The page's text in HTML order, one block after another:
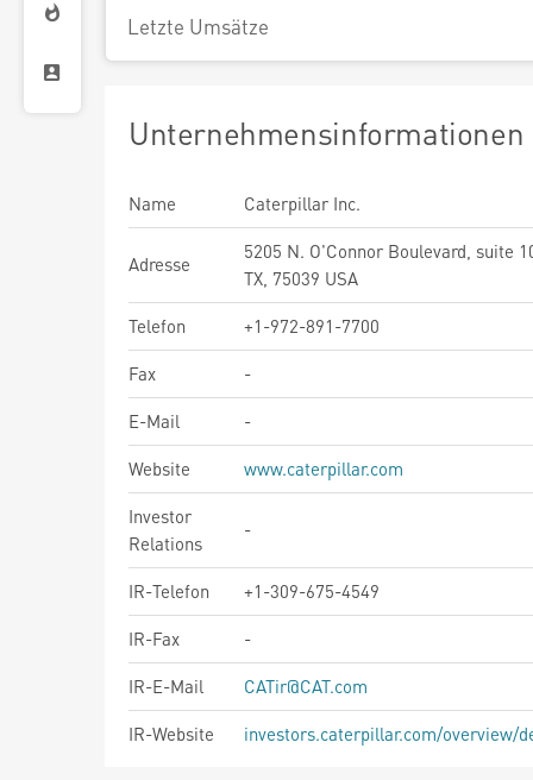
Letzte Umsätze
Unternehmensinformationen
Name Caterpillar Inc.
Adresse
5205 N. O'Connor Boulevard, suite
TX, 75039 USA
Telefon
+1-972-891-7700
Fax
-
E-Mail
-
Website
www.caterpillar.com
Investor
Relations
-
IR-Telefon
+1-309-675-4549
IR-Fax
-
IR-E-Mail
CATir@CAT.com
IR-Website
investors.caterpillar.com/overview/